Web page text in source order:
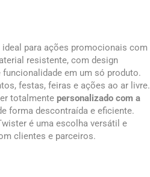
para ações promocionais com
resistente, com design
em um só produto.
festas, feiras e ações ao ar livre.
totalmente personalizado com a
forma descontraída e eficiente.
é uma escolha versátil e
clientes e parceiros.